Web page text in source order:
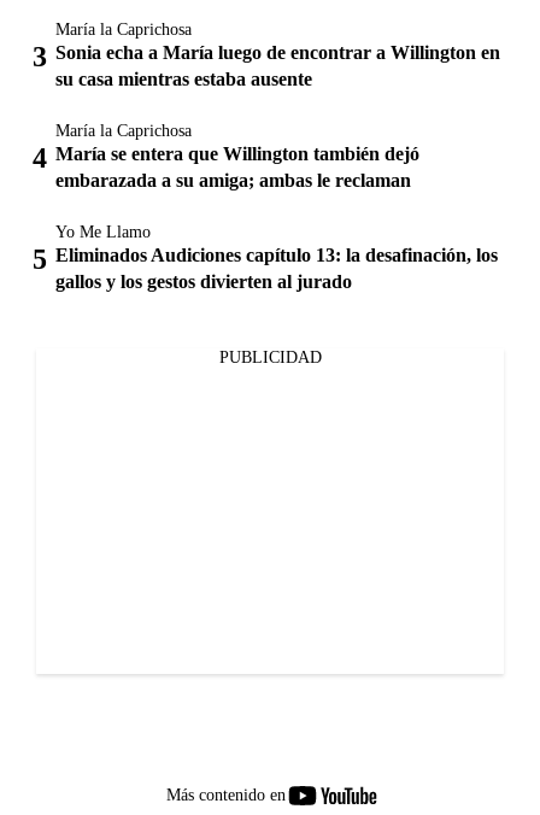
María la Caprichosa
Sonia echa a María luego de encontrar a Willington en
su casa mientras estaba ausente
María la Caprichosa
María se entera que Willington también dejó
embarazada a su amiga; ambas le reclaman
Yo Me Llamo
Eliminados Audiciones capítulo 13: la desafinación, los
gallos y los gestos divierten al jurado
PUBLICIDAD
Más contenido en
youtube-